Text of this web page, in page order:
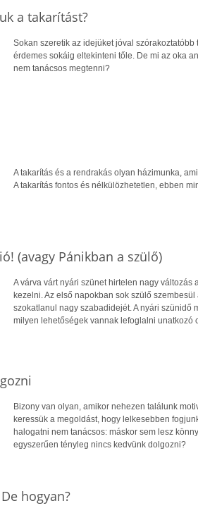
a takarítást?
Sokan szeretik az idejüket jóval
érdemes sokáig eltekinteni tőle. De mi az oka
nem tanácsos megtenni?
A takarítás és a rendrakás olyan házimunka,
A takarítás fontos és nélkülözhetetlen, ebben
(avagy Pánikban a szülő)
A várva várt nyári szünet hirtelen nagy
kezelni. Az első napokban sok szülő
szokatlanul nagy szabadidejét. A nyári szünidő
milyen lehetőségek vannak lefoglalni unatkozó
Bizony van olyan, amikor nehezen találunk
keressük a megoldást, hogy lelkesebben
halogatni nem tanácsos: máskor sem lesz
egyszerűen tényleg nincs kedvünk dolgozni?
hogyan?